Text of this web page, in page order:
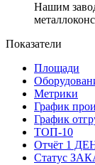
Нашим
Показатели
Площади
Метрики
График
График
ТОП-10
Отчёт 1
Статус